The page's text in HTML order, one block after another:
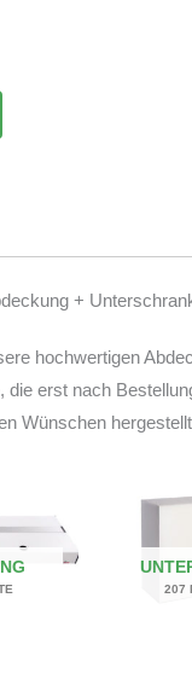
+
hochwertigen
die erst nach
Wünschen
207